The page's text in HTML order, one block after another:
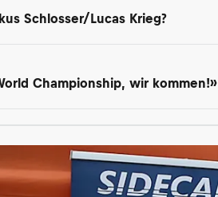
Schlosser/Lucas Krieg?
Championship, wir kommen!»